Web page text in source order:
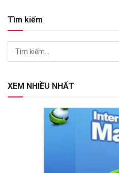
Tìm kiếm
XEM NHIỀU NHẤT